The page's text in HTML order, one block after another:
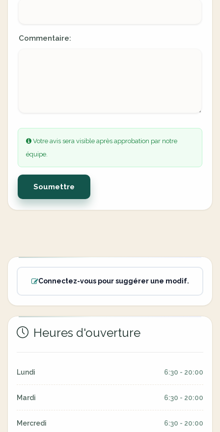
Commentaire:
Votre avis sera visible après approbation par notre
équipe.
Soumettre
Connectez-vous pour suggérer une modif.
Heures d'ouverture
Lundi 6:30 - 20:00
Mardi 6:30 - 20:00
Mercredi 6:30 - 20:00